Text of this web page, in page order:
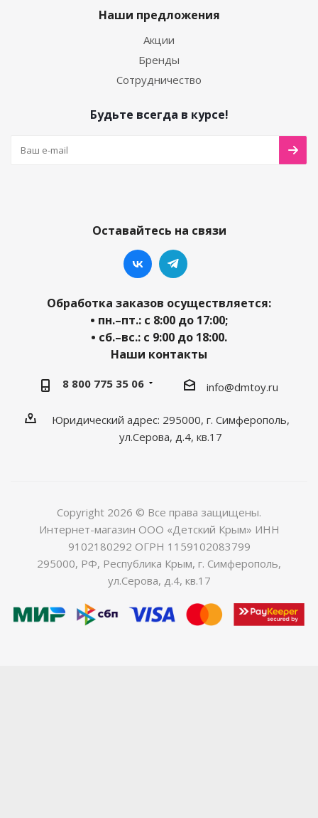
Наши предложения
Акции
Бренды
Сотрудничество
Будьте всегда в курсе!
Оставайтесь на связи
Обработка заказов осуществляется:
• пн.–пт.: с 8:00 до 17:00;
• сб.–вс.: с 9:00 до 18:00.
Наши контакты
8 800 775 35 06 info@dmtoy.ru
Юридический адрес: 295000, г. Симферополь,
ул.Серова, д.4, кв.17
Copyright 2026 © Все права защищены.
Интернет-магазин ООО «Детский Крым» ИНН
9102180292 ОГРН 1159102083799
295000, РФ, Республика Крым, г. Симферополь,
ул.Серова, д.4, кв.17